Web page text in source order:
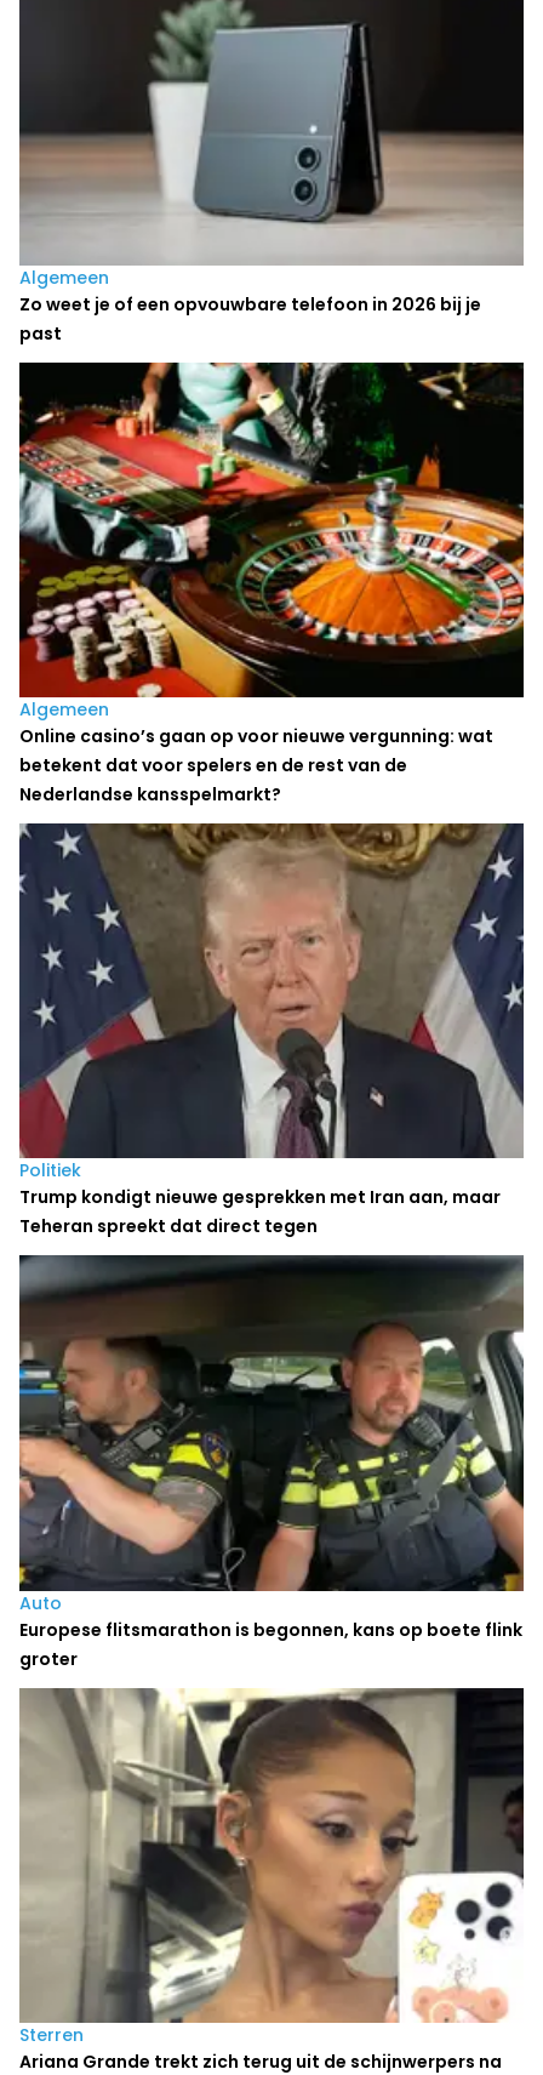
Algemeen
Zo weet je of een opvouwbare telefoon in 2026 bij je
past
Algemeen
Online casino’s gaan op voor nieuwe vergunning: wat
betekent dat voor spelers en de rest van de
Nederlandse kansspelmarkt?
Politiek
Trump kondigt nieuwe gesprekken met Iran aan, maar
Teheran spreekt dat direct tegen
Auto
Europese flitsmarathon is begonnen, kans op boete flink
groter
Sterren
Ariana Grande trekt zich terug uit de schijnwerpers na